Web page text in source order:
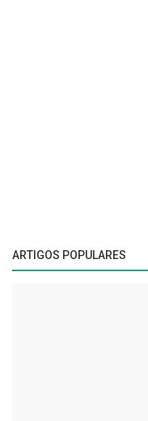
ARTIGOS POPULARES